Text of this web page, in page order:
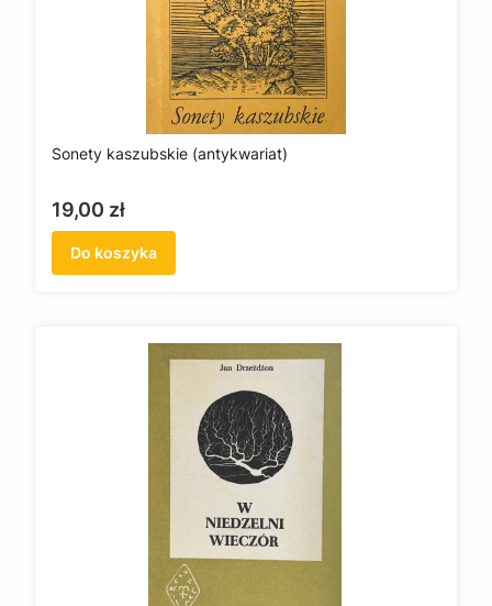
Sonety kaszubskie (antykwariat)
Cena
19,00 zł
Do koszyka